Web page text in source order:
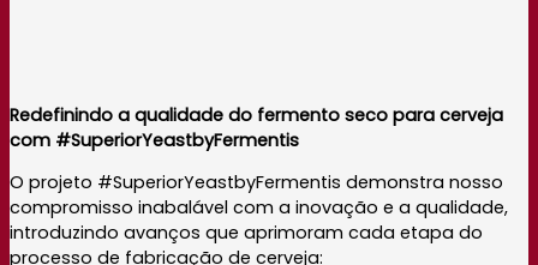
Redefinindo a qualidade do fermento seco para cerveja
com #SuperiorYeastbyFermentis
O projeto #SuperiorYeastbyFermentis demonstra nosso
compromisso inabalável com a inovação e a qualidade,
introduzindo avanços que aprimoram cada etapa do
processo de fabricação de cerveja: